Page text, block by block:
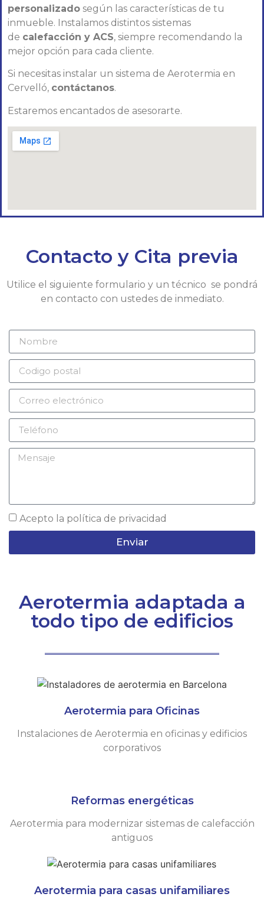
personalizado según las características de tu
inmueble. Instalamos distintos sistemas
de calefacción y ACS, siempre recomendando la
mejor opción para cada cliente.
Si necesitas instalar un sistema de Aerotermia en
Cervelló, contáctanos.
Estaremos encantados de asesorarte.
Contacto y Cita previa
Utilice el siguiente formulario y un técnico se pondrá
en contacto con ustedes de inmediato.
Acepto la política de privacidad
Enviar
Aerotermia adaptada a
todo tipo de edificios
Aerotermia para Oficinas​
Instalaciones de Aerotermia en oficinas y edificios
corporativos
Reformas energéticas
Aerotermia para modernizar sistemas de calefacción
antiguos
Aerotermia para casas unifamiliares